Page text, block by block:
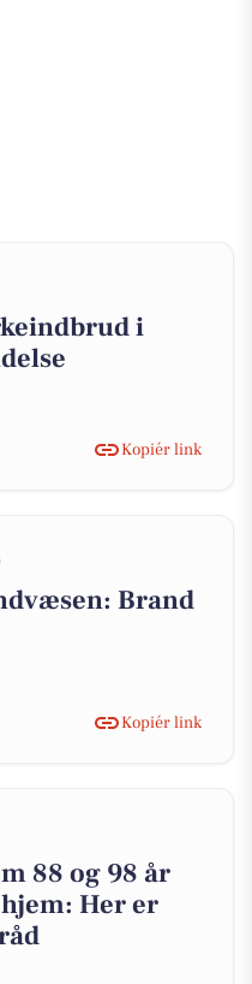
i
Kopiér link
Brand
Kopiér link
88 og 98 år
Her er